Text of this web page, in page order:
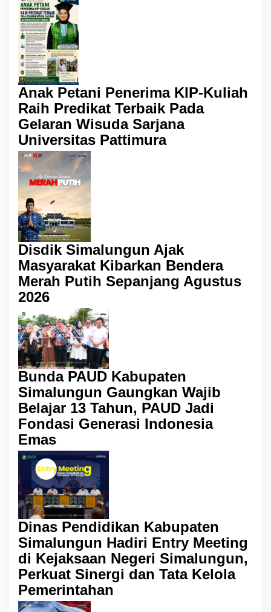
Anak Petani Penerima KIP-Kuliah
Raih Predikat Terbaik Pada
Gelaran Wisuda Sarjana
Universitas Pattimura
Disdik Simalungun Ajak
Masyarakat Kibarkan Bendera
Merah Putih Sepanjang Agustus
2026
Bunda PAUD Kabupaten
Simalungun Gaungkan Wajib
Belajar 13 Tahun, PAUD Jadi
Fondasi Generasi Indonesia
Emas
Dinas Pendidikan Kabupaten
Simalungun Hadiri Entry Meeting
di Kejaksaan Negeri Simalungun,
Perkuat Sinergi dan Tata Kelola
Pemerintahan